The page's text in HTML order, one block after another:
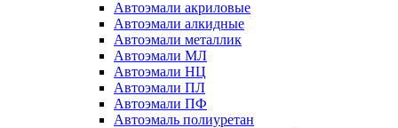
Автоэмали акриловые
Автоэмали алкидные
Автоэмали металлик
Автоэмали МЛ
Автоэмали НЦ
Автоэмали ПЛ
Автоэмали ПФ
Автоэмаль полиуретан